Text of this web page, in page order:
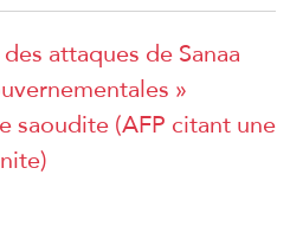
attaques de Sanaa
»
saoudite (AFP citant une